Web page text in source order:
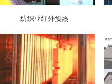
纺织业红外预热